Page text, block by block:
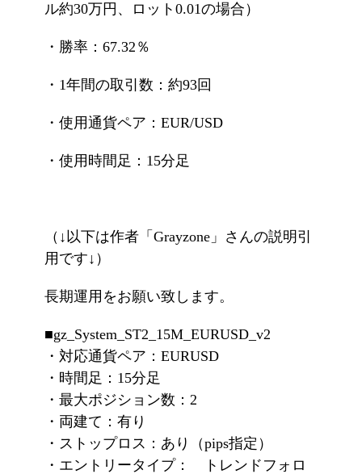
ル約30万円、ロット0.01の場合）
・勝率：67.32％
・1年間の取引数：約93回
・使用通貨ペア：EUR/USD
・使用時間足：15分足
（↓以下は作者「Grayzone」さんの説明引
用です↓）
長期運用をお願い致します。
■gz_System_ST2_15M_EURUSD_v2
・対応通貨ペア：EURUSD
・時間足：15分足
・最大ポジション数：2
・両建て：有り
・ストップロス：あり（pips指定）
・エントリータイプ： トレンドフォロ